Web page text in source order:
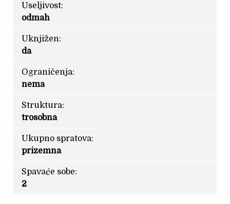
Useljivost:
odmah
Uknjižen:
da
Ograničenja:
nema
Struktura:
trosobna
Ukupno spratova:
prizemna
Spavaće sobe:
2